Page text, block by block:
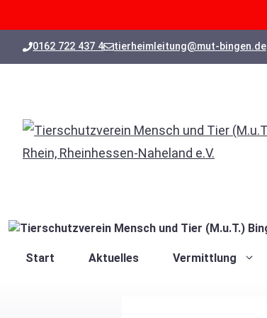
Inhalt
0162 722 437 4 tierheimleitung@mut-bingen.de
Start Aktuelles Vermittlung